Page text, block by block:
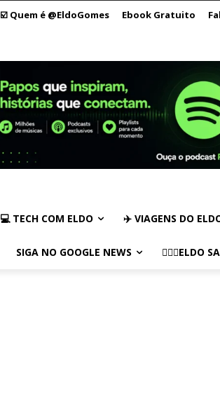
☑️ Quem é @EldoGomes Ebook Gratuito
💻 TECH COM ELDO ✈️ VIAGENS DO
SIGA NO GOOGLE NEWS 🏃🏻‍♂️ELDO